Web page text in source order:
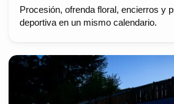
Procesión, ofrenda floral, encierros y
deportiva en un mismo calendario.